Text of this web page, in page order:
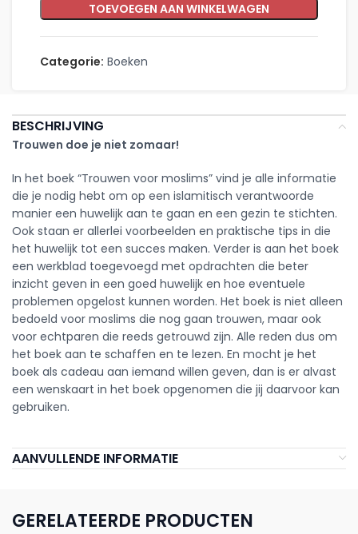
TOEVOEGEN AAN WINKELWAGEN
Categorie: Boeken
BESCHRIJVING
Trouwen doe je niet zomaar!
In het boek “Trouwen voor moslims” vind je alle informatie
die je nodig hebt om op een islamitisch verantwoorde
manier een huwelijk aan te gaan en een gezin te stichten.
Ook staan er allerlei voorbeelden en praktische tips in die
het huwelijk tot een succes maken. Verder is aan het boek
een werkblad toegevoegd met opdrachten die beter
inzicht geven in een goed huwelijk en hoe eventuele
problemen opgelost kunnen worden. Het boek is niet alleen
bedoeld voor moslims die nog gaan trouwen, maar ook
voor echtparen die reeds getrouwd zijn. Alle reden dus om
het boek aan te schaffen en te lezen. En mocht je het
boek als cadeau aan iemand willen geven, dan is er alvast
een wenskaart in het boek opgenomen die jij daarvoor kan
gebruiken.
AANVULLENDE INFORMATIE
GERELATEERDE PRODUCTEN